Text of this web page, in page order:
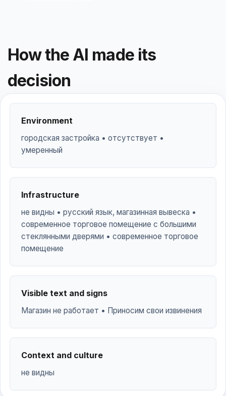
How the AI made its
decision
Environment
городская застройка • отсутствует •
умеренный
Infrastructure
не видны • русский язык, магазинная вывеска •
современное торговое помещение с большими
стеклянными дверями • современное торговое
помещение
Visible text and signs
Магазин не работает • Приносим свои извинения
Context and culture
не видны